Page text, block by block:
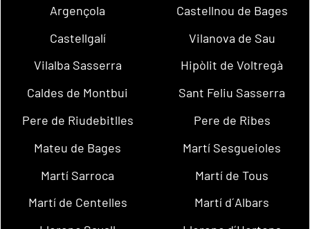
Argençola
Castellnou de Bages
Castellgalí
Vilanova de Sau
Vilalba Sasserra
Hipòlit de Voltregà
Caldes de Montbui
Sant Feliu Sasserra
Pere de Riudebitlles
Pere de Ribes
Mateu de Bages
Martí Sesgueioles
Martí Sarroca
Martí de Tous
Martí de Centelles
Martí d´Albars